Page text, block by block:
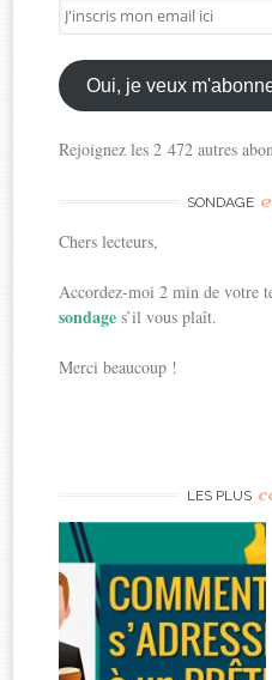
J'inscris
mon
email
ici
Oui, je veux
Rejoignez les 2 472 autres
SONDAGE
Chers lecteurs,
Accordez-moi 2 min de votre
sondages’il vous plaît.
Merci beaucoup !
LES PLUS